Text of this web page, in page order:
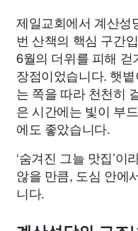
제일교회에서 계산성
번 산책의 핵심 구간
6월의 더위를 피해 걷
장점이었습니다. 햇
는 쪽을 따라 천천히
은 시간에는 빛이 부
에도 좋았습니다.
‘숨겨진 그늘 맛집’
않을 만큼, 도심 안에
니다.